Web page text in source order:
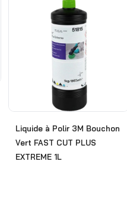
Liquide à Polir 3M Bouchon
Vert FAST CUT PLUS
EXTREME 1L